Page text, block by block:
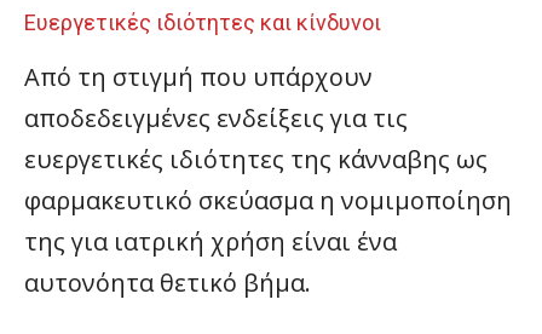
Ευεργετικές ιδιότητες και κίνδυνοι
Από τη στιγμή που υπάρχουν
αποδεδειγμένες ενδείξεις για τις
ευεργετικές ιδιότητες της κάνναβης ως
φαρμακευτικό σκεύασμα η νομιμοποίηση
της για ιατρική χρήση είναι ένα
αυτονόητα θετικό βήμα.